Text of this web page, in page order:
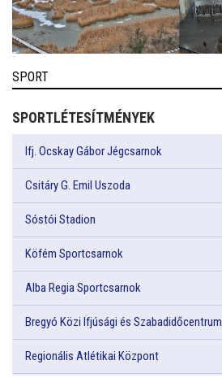
SPORT
SPORTLÉTESÍTMÉNYEK
Ifj. Ocskay Gábor Jégcsarnok
Csitáry G. Emil Uszoda
Sóstói Stadion
Köfém Sportcsarnok
Alba Regia Sportcsarnok
Bregyó Közi Ifjúsági és Szabadidőcentrum
Regionális Atlétikai Központ